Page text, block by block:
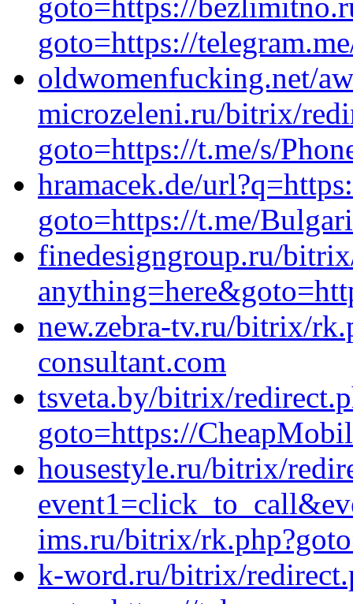
goto=https://
oldwomenfucking.net/
microzeleni.ru/bitrix/
goto=https://t.me/s/
hramacek.de/
goto=https://t.me/
finedesigngroup.ru/
new.zebra-tv.ru/bitrix/
consultant.com
tsveta.by/bitrix/
goto=https://
housestyle.ru/bitrix/
ims.ru/bitrix/
k-word.ru/bitrix/